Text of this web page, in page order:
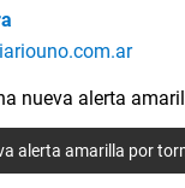
alerta amarilla por